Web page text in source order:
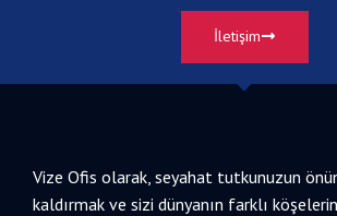
İletişim
Vize Ofis olarak, seyahat tutkunuzun
kaldırmak ve sizi dünyanın farklı